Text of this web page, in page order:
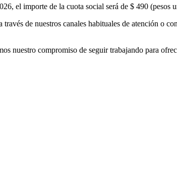
el importe de la cuota social será de $ 490 (pesos
de nuestros canales habituales de atención o
nuestro compromiso de seguir trabajando para